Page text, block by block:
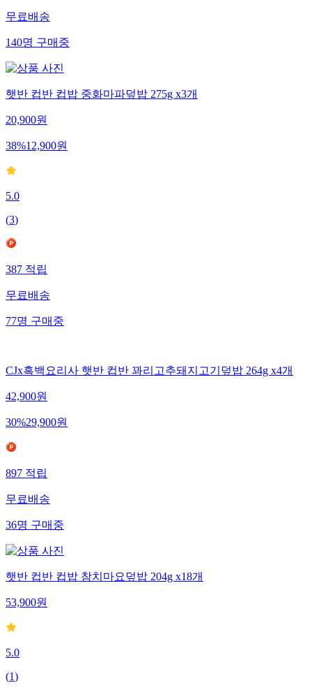
무료배송
140명구매중
햇반 컵반 컵밥 중화마파덮밥 275g x3개
20,900원
38%12,900원
5.0
(3)
387적립
무료배송
77명구매중
CJx흑백요리사 햇반 컵반 꽈리고추돼지고기덮밥 264g x4개
42,900원
30%29,900원
897적립
무료배송
36명구매중
햇반 컵반 컵밥 참치마요덮밥 204g x18개
53,900원
5.0
(1)